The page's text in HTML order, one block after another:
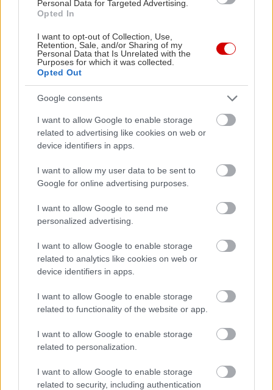
Personal Data for Targeted Advertising.
Opted In
I want to opt-out of Collection, Use,
Retention, Sale, and/or Sharing of my
Personal Data that Is Unrelated with the
Purposes for which it was collected.
Opted Out
Google consents
I want to allow Google to enable storage
related to advertising like cookies on web or
device identifiers in apps.
I want to allow my user data to be sent to
Google for online advertising purposes.
I want to allow Google to send me
personalized advertising.
I want to allow Google to enable storage
related to analytics like cookies on web or
device identifiers in apps.
I want to allow Google to enable storage
related to functionality of the website or app.
I want to allow Google to enable storage
related to personalization.
I want to allow Google to enable storage
related to security, including authentication
Λεωφ. Ποσειδώνος 17-25, Νέα Μάκρη, τηλ.: